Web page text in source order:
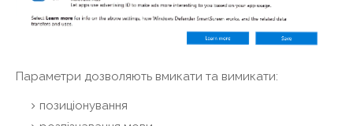
Параметри дозволяють вмикати та вимикати:
позиціонування